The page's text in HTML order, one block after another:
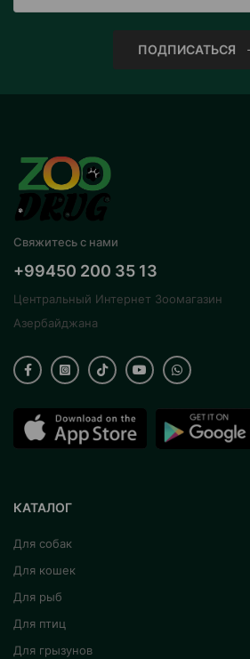
ПОДПИСАТЬСЯ
Свяжитесь с нами
+99450 200 35 13
Центральный Интернет Зоомагазин
Азербайджана
КАТАЛОГ
Для собак
Для кошек
Для рыб
Для птиц
Для грызунов